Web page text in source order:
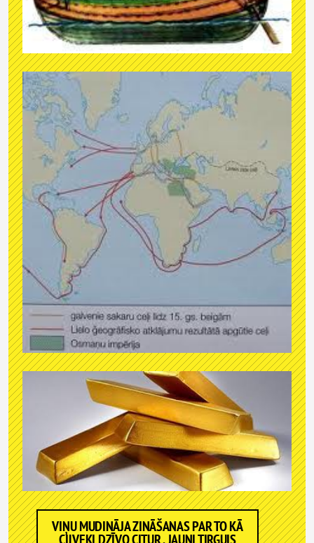
VIŅU MUDINĀJA ZINĀŠANAS PAR TO KĀ
CILVEKI DZĪVO CITUR , JAUNI TIRGUIS